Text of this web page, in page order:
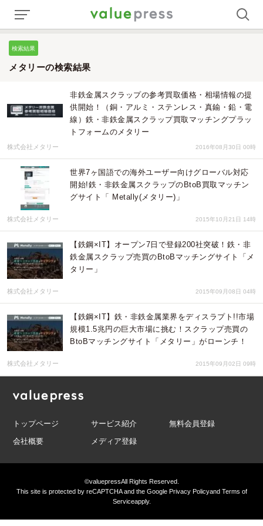
検索結果
メタリーの検索結果
非鉄金属スクラップの参考買取価格・相場情報の提
供開始！（銅・アルミ・ステンレス・真鍮・鉛・電
線）鉄・非鉄金属スクラップ買取マッチングプラッ
トフォームのメタリー
株式会社メタリー 2016年08月30日 00時
世界7ヶ国語での海外ユーザー向けグローバル対応
開始!鉄・非鉄金属スクラップのBtoB買取マッチン
グサイト「 Metally(メタリー)」
株式会社メタリー 2015年10月21日 14時
【鉄鋼×IT】オープン7日で登録200社突破！鉄・非
鉄金属スクラップ売買のBtoBマッチングサイト「メ
タリー」
株式会社メタリー 2015年09月08日 04時
【鉄鋼×IT】鉄・非鉄金属業界をディスラプト!!市場
規模1.5兆円の巨大市場に挑む！スクラップ売買の
BtoBマッチングサイト「メタリー」がローンチ！
株式会社メタリー 2015年09月02日 09時
トップページ サービス紹介
無料会員登録
会社概要
メディア登録
©valuepressAll Rights Reserved.
This site is protected by reCAPTCHA and the GooglePrivacy PolicyandTerms of
Serviceapply.